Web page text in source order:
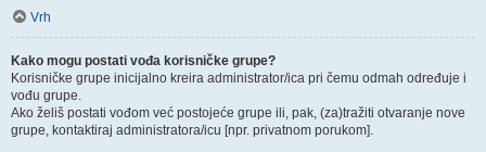
Vrh
Kako mogu postati vođa korisničke grupe?
Korisničke grupe inicijalno kreira administrator/ica pri čemu odmah određuje i
vođu grupe.
Ako želiš postati vođom već postojeće grupe ili, pak, (za)tražiti otvaranje nove
grupe, kontaktiraj administratora/icu [npr. privatnom porukom].